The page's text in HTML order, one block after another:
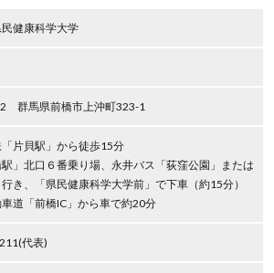
健康科学大学
群馬県前橋市上沖町323-1
「片貝駅」から徒歩15分
駅」北口６番乗り場、永井バス「荻窪公園」または
行き、「県民健康科学大学前」で下車（約15分）
車道「前橋IC」から車で約20分
代表)